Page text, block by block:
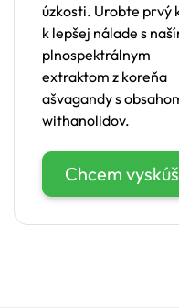
úzkosti. Urobte prvý
k lepšej nálade s
plnospektrálnym
extraktom z koreňa
ašvagandy s
withanolidov.
Chcem